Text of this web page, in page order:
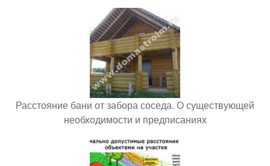
Расстояние бани от забора соседа. О существующей
необходимости и предписаниях